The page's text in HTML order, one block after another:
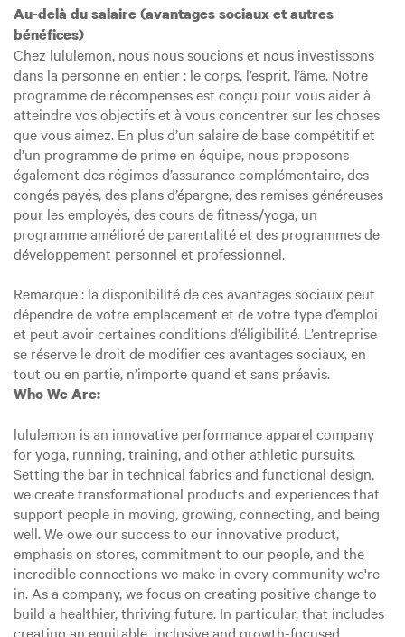
Au-delà du salaire (avantages sociaux et autres
bénéfices)
Chez lululemon, nous nous soucions et nous investissons
dans la personne en entier : le corps, l’esprit, l’âme. Notre
programme de récompenses est conçu pour vous aider à
atteindre vos objectifs et à vous concentrer sur les choses
que vous aimez. En plus d’un salaire de base compétitif et
d’un programme de prime en équipe, nous proposons
également des régimes d’assurance complémentaire, des
congés payés, des plans d’épargne, des remises généreuses
pour les employés, des cours de fitness/yoga, un
programme amélioré de parentalité et des programmes de
développement personnel et professionnel.
Remarque : la disponibilité de ces avantages sociaux peut
dépendre de votre emplacement et de votre type d’emploi
et peut avoir certaines conditions d’éligibilité. L’entreprise
se réserve le droit de modifier ces avantages sociaux, en
tout ou en partie, n’importe quand et sans préavis.
Who We Are:
lululemon is an innovative performance apparel company
for yoga, running, training, and other athletic pursuits.
Setting the bar in technical fabrics and functional design,
we create transformational products and experiences that
support people in moving, growing, connecting, and being
well. We owe our success to our innovative product,
emphasis on stores, commitment to our people, and the
incredible connections we make in every community we're
in. As a company, we focus on creating positive change to
build a healthier, thriving future. In particular, that includes
creating an equitable, inclusive and growth-focused